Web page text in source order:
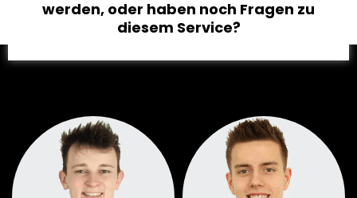
werden, oder haben noch Fragen zu
diesem Service?